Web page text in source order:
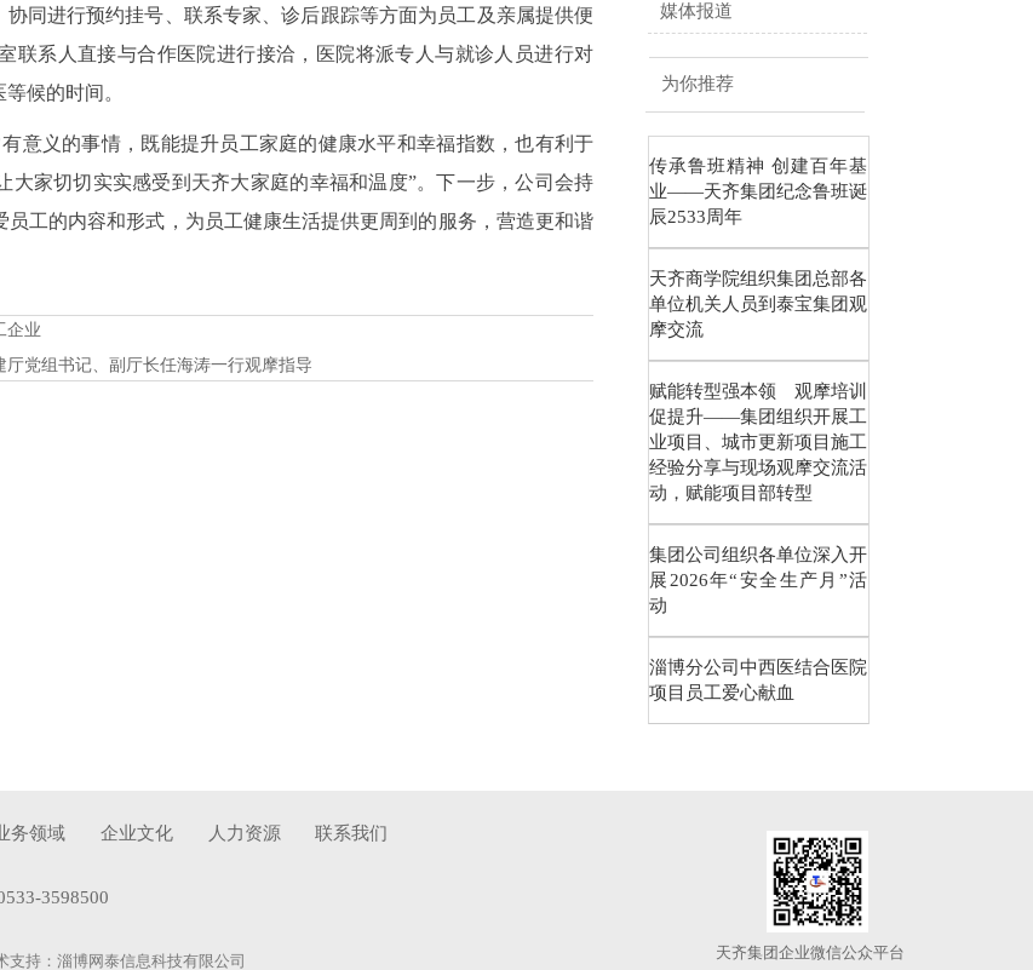
同进行预约挂号、联系专家、诊后跟踪等方面为员工及亲属提供便
联系人直接与合作医院进行接洽，医院将派专人与就诊人员进行对
候的时间。
意义的事情，既能提升员工家庭的健康水平和幸福指数，也有利于
家切切实实感受到天齐大家庭的幸福和温度”。下一步，公司会持
工的内容和形式，为员工健康生活提供更周到的服务，营造更和谐
企业
党组书记、副厅长任海涛一行观摩指导
媒体报道
为你推荐
传承鲁班精神 创建百年基
业——天齐集团纪念鲁班诞
辰2533周年
天齐商学院组织集团总部各
单位机关人员到泰宝集团观
摩交流
赋能转型强本领 观摩培训
促提升——集团组织开展工
业项目、城市更新项目施工
经验分享与现场观摩交流活
动，赋能项目部转型
集团公司组织各单位深入开
展2026年“安全生产月”活
动
淄博分公司中西医结合医院
项目员工爱心献血
务领域 企业文化 人力资源 联系我们
3598500
支持： 淄博网泰信息科技有限公司 天齐集团企业微信公众平台